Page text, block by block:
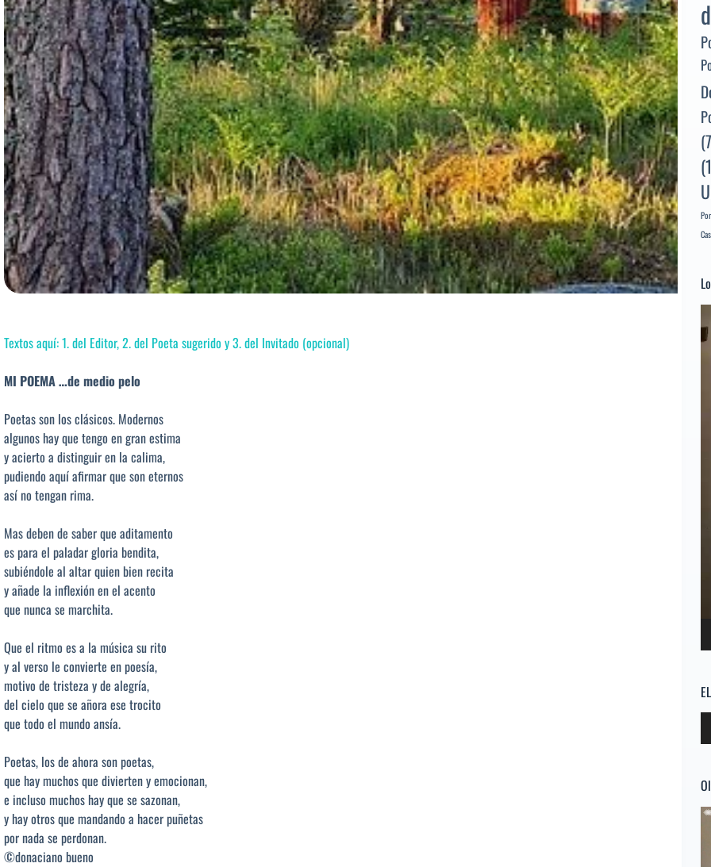
Textos aquí: 1. del Editor, 2. del Poeta sugerido y 3. del Invitado (opcional)
MI POEMA …de medio pelo
Poetas son los clásicos. Modernos
algunos hay que tengo en gran estima
y acierto a distinguir en la calima,
pudiendo aquí afirmar que son eternos
así no tengan rima.
Mas deben de saber que aditamento
es para el paladar gloria bendita,
subiéndole al altar quien bien recita
y añade la inflexión en el acento
que nunca se marchita.
Que el ritmo es a la música su rito
y al verso le convierte en poesía,
motivo de tristeza y de alegría,
del cielo que se añora ese trocito
que todo el mundo ansía.
Poetas, los de ahora son poetas,
que hay muchos que divierten y emocionan,
e incluso muchos hay que se sazonan,
y hay otros que mandando a hacer puñetas
por nada se perdonan.
©donaciano bueno
de
de